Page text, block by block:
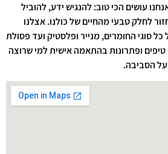
עושים הכי טוב: להנגיש ידע, להוביל
לחלק טבעי מהחיים של כולנו. אצלנו
סוגי החומרים, מנייר ופלסטיק ועד פסולת
ופתרונות בהתאמה אישית למי שרוצה
הסביבה.